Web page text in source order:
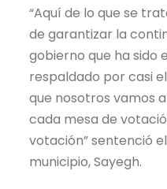
“Aquí de lo que se
de garantizar la
gobierno que ha sido
respaldado por casi
que nosotros vamos
cada mesa de
votación” sentenció
municipio, Sayegh.